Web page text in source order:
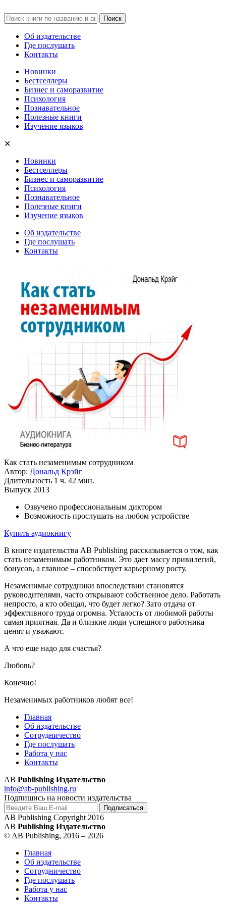
Об издательстве
Где послушать
Контакты
Новинки
Бестселлеры
Бизнес и саморазвитие
Психология
Познавательное
Полезные книги
Изучение языков
✕
Новинки
Бестселлеры
Бизнес и саморазвитие
Психология
Познавательное
Полезные книги
Изучение языков
Об издательстве
Где послушать
Контакты
Как стать незаменимым сотрудником
Автор: Дональд Крэйг
Длительность 1 ч. 42 мин.
Выпуск 2013
Озвучено профессиональным диктором
Возможность прослушать на любом устройстве
Купить аудиокнигу
В книге издательства AB Publishing рассказывается о том, как
стать незаменимым работником. Это дает массу привилегий,
бонусов, а главное – способствует карьерному росту.
Незаменимые сотрудники впоследствии становятся
руководителями, часто открывают собственное дело. Работать
непросто, а кто обещал, что будет легко? Зато отдача от
эффективного труда огромна. Усталость от любимой работы
самая приятная. Да и близкие люди успешного работника
ценят и уважают.
А что еще надо для счастья?
Любовь?
Конечно!
Незаменимых работников любят все!
Главная
Об издательстве
Сотрудничество
Где послушать
Работа у нас
Контакты
AB Publishing Издательство
info@ab-publishing.ru
Подпишись на новости издательства
AB Publishing Copyright 2016
AB Publishing Издательство
© AB Publishing, 2016 – 2026
Главная
Об издательстве
Сотрудничество
Где послушать
Работа у нас
Контакты